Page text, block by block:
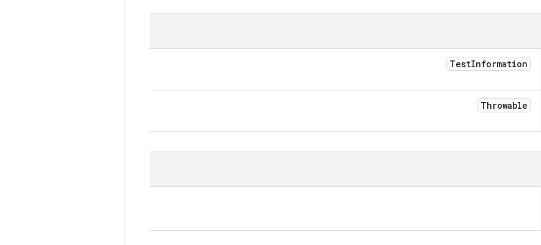
TestInformation
Throwable